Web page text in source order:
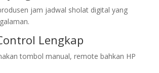
jam jadwal sholat digital yang
Lengkap
tombol manual, remote bahkan HP